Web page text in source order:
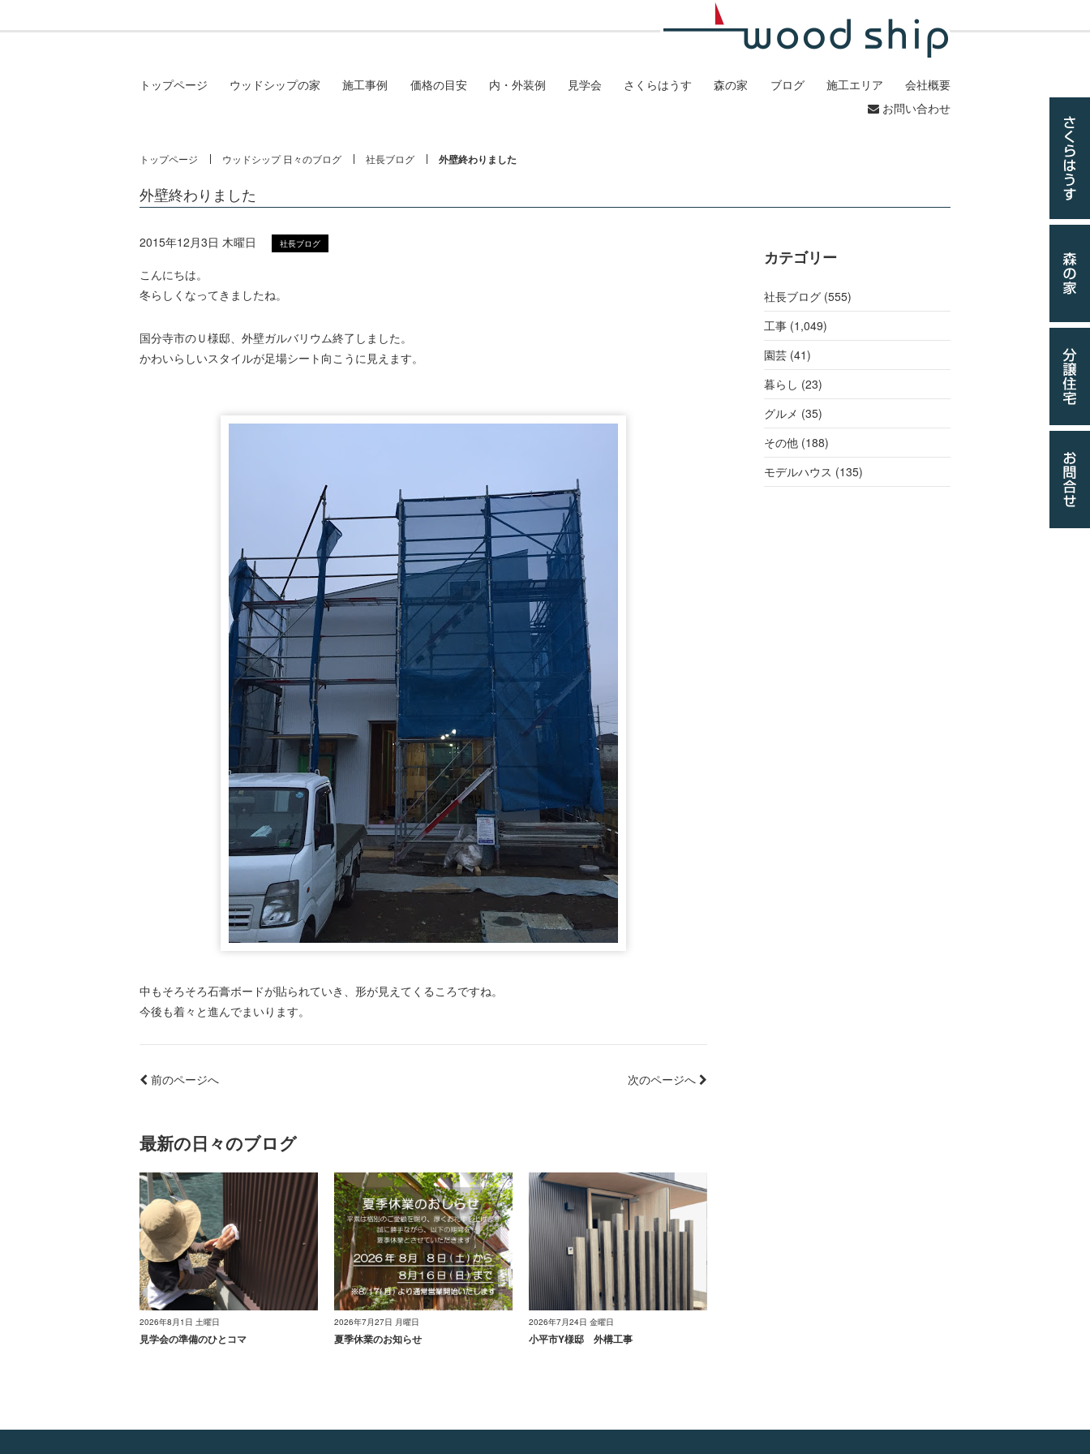
トップページ ウッドシップの家 施工事例 価格の目安 内・外装例 見学会 さくらはうす 森の家 ブログ 施工エリア
会社概要
お問い合わせ
トップページ ウッドシップ 日々のブログ 社長ブログ 外壁終わりました
外壁終わりました
2015年12月3日 木曜日 社長ブログ
こんにちは。
冬らしくなってきましたね。
国分寺市のＵ様邸、外壁ガルバリウム終了しました。
かわいらしいスタイルが足場シート向こうに見えます。
中もそろそろ石膏ボードが貼られていき、形が見えてくるころですね。
今後も着々と進んでまいります。
前のページへ 次のページへ
最新の日々のブログ
2026年8月1日 土曜日
見学会の準備のひとコマ
2026年7月27日 月曜日
夏季休業のお知らせ
2026年7月24日 金曜日
小平市Y様邸 外構工事
カテゴリー
社長ブログ (555)
工事 (1,049)
園芸 (41)
暮らし (23)
グルメ (35)
その他 (188)
モデルハウス (135)